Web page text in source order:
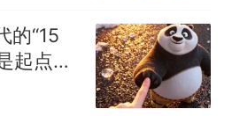
的“15
起点也